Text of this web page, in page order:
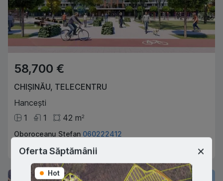
58,700 €
CHIȘINĂU, TELECENTRU
Hancești
1
1 42 m2
Oboroceanu Stefan 060222412
Agent imobiliar
Oferta Săptămânii
Hot Hot